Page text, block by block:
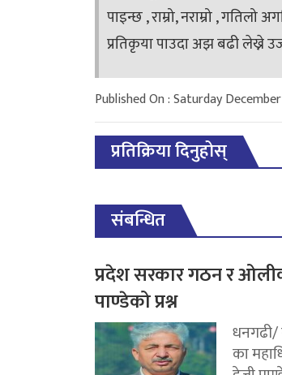
पाइन्छ , राम्रो, नराम्रो ,
प्रतिकृया पाउदा अझ बढी लेख्ने
Published On : Saturday
प्रतिक्रिया दिनुहोस्
संबन्धित
प्रदेश सरकार गठन र
पाण्डेको प्रश्न
का